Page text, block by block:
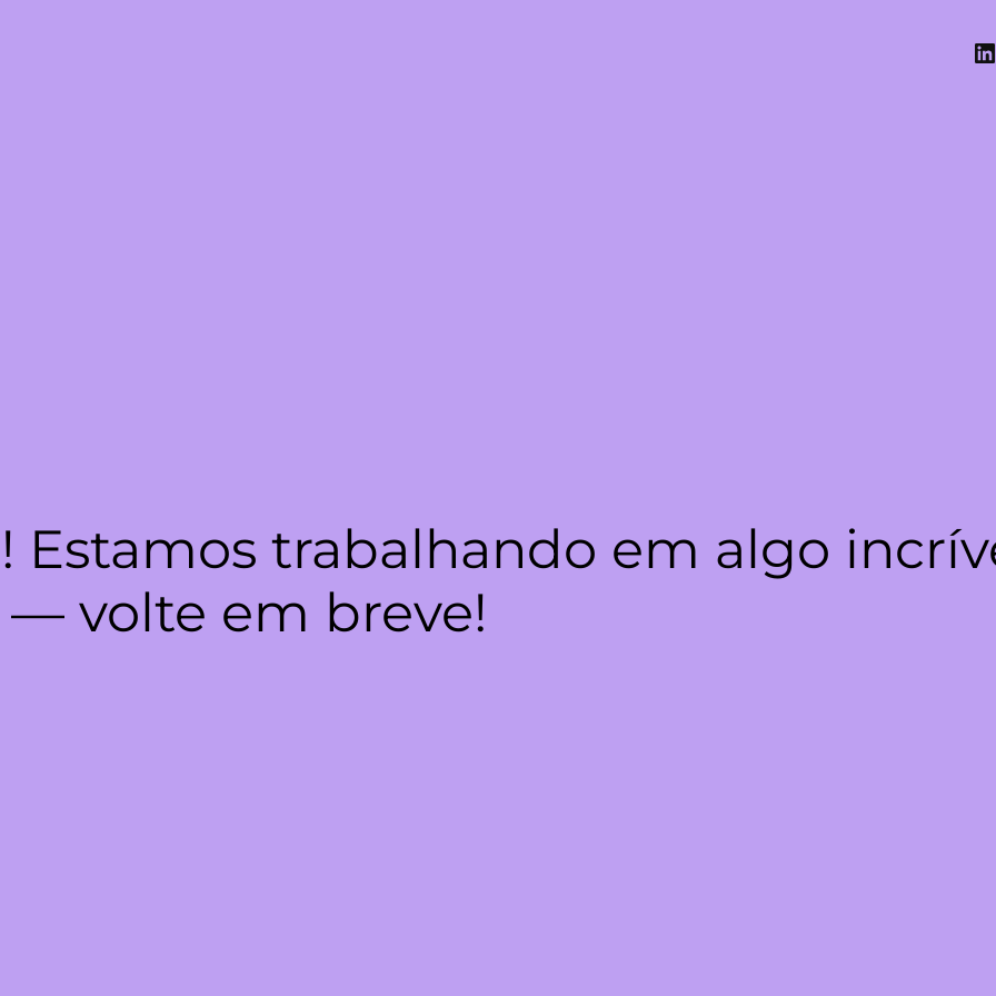
Estamos trabalhando em algo
— volte em breve!